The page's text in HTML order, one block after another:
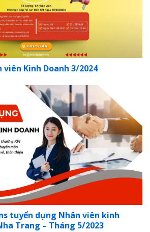
Kinh Doanh 3/2024
tuyển dụng Nhân viên kinh
Trang – Tháng 5/2023